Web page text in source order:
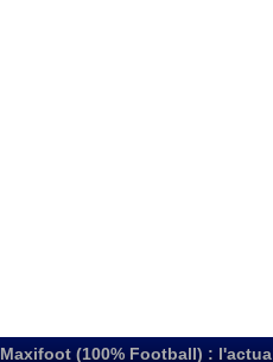
Maxifoot (100% Football) :